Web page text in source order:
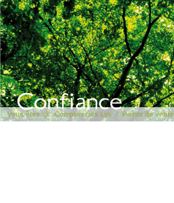
Vous êtes ici : Comptoir des Lys /Points de vente